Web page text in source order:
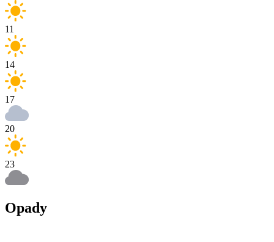
11
14
17
20
23
Opady